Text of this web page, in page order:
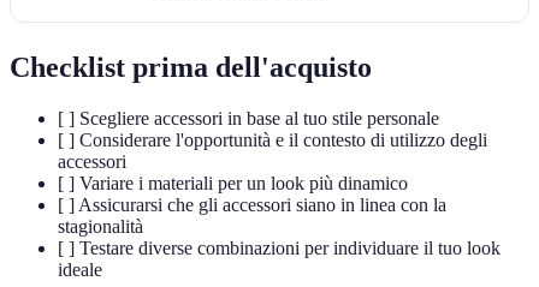
Checklist prima dell'acquisto
[ ] Scegliere accessori in base al tuo stile personale
[ ] Considerare l'opportunità e il contesto di utilizzo degli
accessori
[ ] Variare i materiali per un look più dinamico
[ ] Assicurarsi che gli accessori siano in linea con la
stagionalità
[ ] Testare diverse combinazioni per individuare il tuo look
ideale